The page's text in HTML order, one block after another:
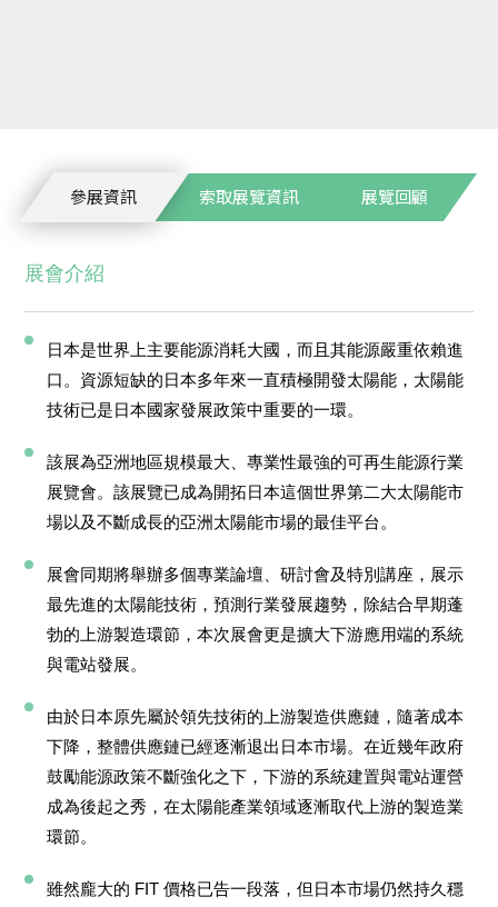
參展資訊 索取展覽資訊 展覽回顧
展會介紹
日本是世界上主要能源消耗大國，而且其能源嚴重依賴進
口。資源短缺的日本多年來一直積極開發太陽能，太陽能
技術已是日本國家發展政策中重要的一環。
該展為亞洲地區規模最大、專業性最強的可再生能源行業
展覽會。該展覽已成為開拓日本這個世界第二大太陽能市
場以及不斷成長的亞洲太陽能市場的最佳平台。
展會同期將舉辦多個專業論壇、研討會及特別講座，展示
最先進的太陽能技術，預測行業發展趨勢，除結合早期蓬
勃的上游製造環節，本次展會更是擴大下游應用端的系統
與電站發展。
由於日本原先屬於領先技術的上游製造供應鏈，隨著成本
下降，整體供應鏈已經逐漸退出日本市場。在近幾年政府
鼓勵能源政策不斷強化之下，下游的系統建置與電站運營
成為後起之秀，在太陽能產業領域逐漸取代上游的製造業
環節。
雖然龐大的 FIT 價格已告一段落，但日本市場仍然持久穩